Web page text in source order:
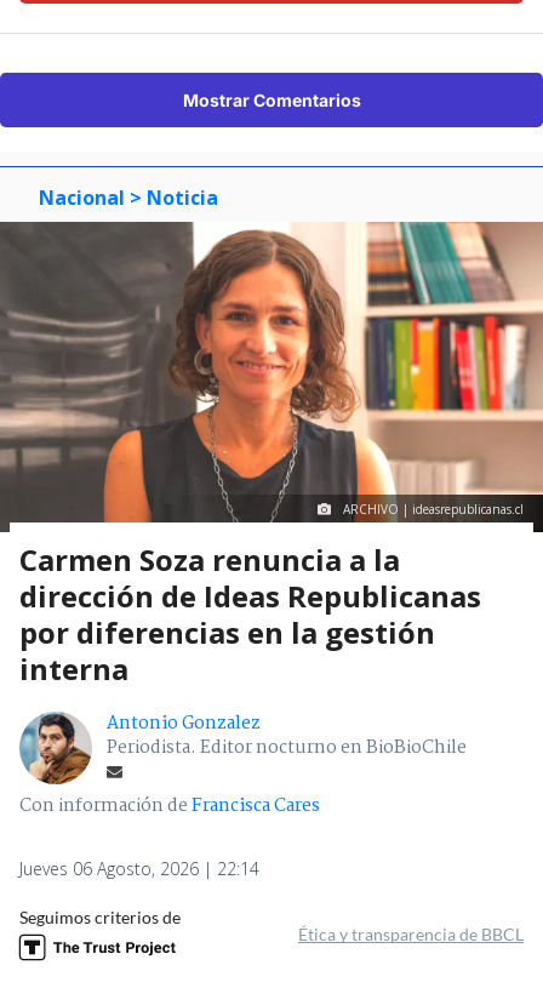
Mostrar Comentarios
Nacional > Noticia
ARCHIVO | ideasrepublicanas.cl
Carmen Soza renuncia a la
dirección de Ideas Republicanas
por diferencias en la gestión
interna
Antonio Gonzalez
Periodista. Editor nocturno en BioBioChile
Con información deFrancisca Cares
Jueves 06 Agosto, 2026 | 22:14
Seguimos criterios de
Ética y transparencia de BBCL